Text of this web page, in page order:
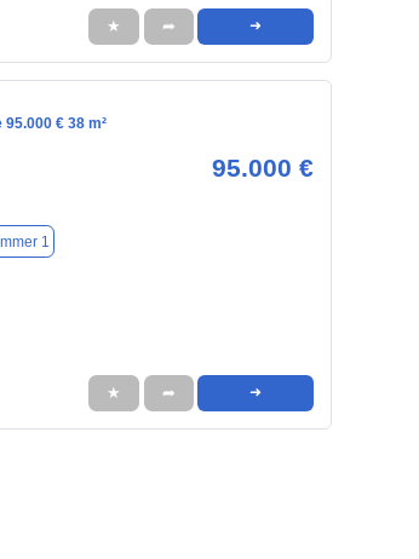
★ ➦ ➜
€ 38 m²
95.000 €
1
★ ➦ ➜